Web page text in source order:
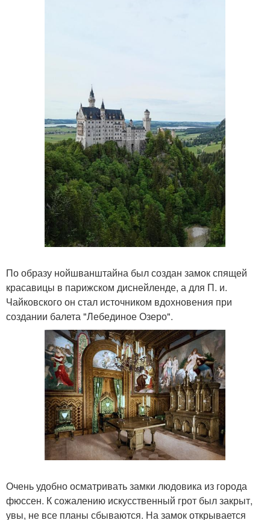
По образу нойшванштайна был создан замок спящей
красавицы в парижском диснейленде, а для П. и.
Чайковского он стал источником вдохновения при
создании балета "Лебединое Озеро".
Очень удобно осматривать замки людовика из города
фюссен. К сожалению искусственный грот был закрыт,
увы, не все планы сбываются. На замок открывается